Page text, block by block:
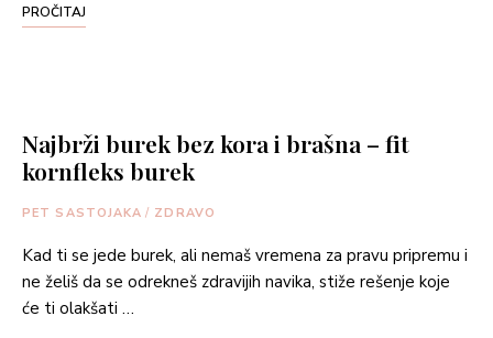
PROČITAJ
Najbrži burek bez kora i brašna – fit
kornfleks burek
PET SASTOJAKA / ZDRAVO
Kad ti se jede burek, ali nemaš vremena za pravu pripremu i
ne želiš da se odrekneš zdravijih navika, stiže rešenje koje
će ti olakšati …